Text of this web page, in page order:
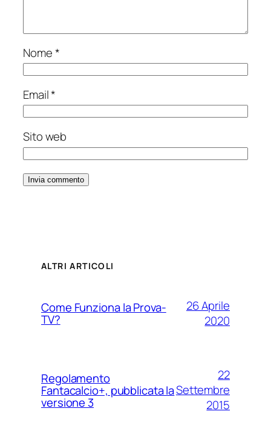
Nome*
Email*
Sito web
ALTRI ARTICOLI
Come Funziona la Prova-
TV?
26 Aprile
2020
Regolamento
Fantacalcio+, pubblicata la
versione 3
22
Settembre
2015